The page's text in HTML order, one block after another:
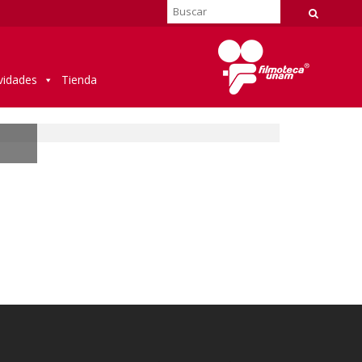
Tienda